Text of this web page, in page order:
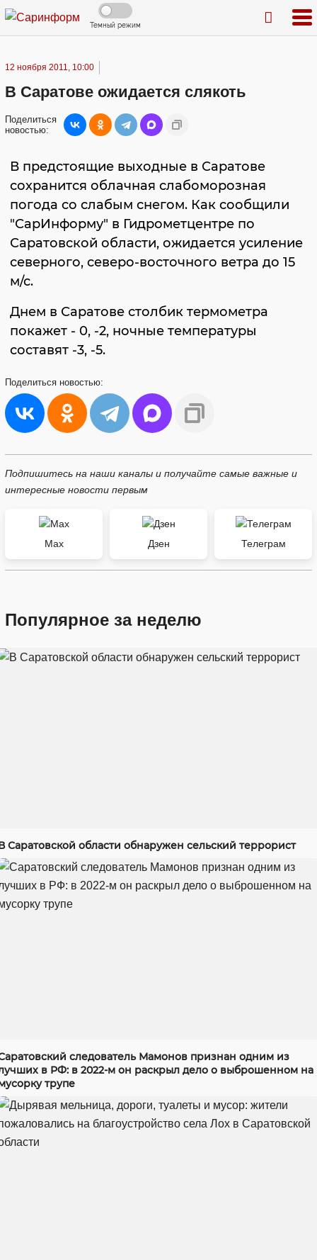
Темный режим
12 ноября 2011, 10:00
В Саратове ожидается слякоть
Поделиться
новостью:
В предстоящие выходные в Саратове
сохранится облачная слабоморозная
погода со слабым снегом. Как сообщили
"СарИнформу" в Гидрометцентре по
Саратовской области, ожидается усиление
северного, северо-восточного ветра до 15
м/с.
Днем в Саратове столбик термометра
покажет - 0, -2, ночные температуры
составят -3, -5.
Поделиться новостью:
Подпишитесь на наши каналы и получайте самые важные и
интересные новости первым
Max Дзен Телеграм
Популярное за неделю
Саратовской области обнаружен сельский террорист
следователь Мамонов признан одним из
в РФ: в 2022-м он раскрыл дело о выброшенном на
трупе